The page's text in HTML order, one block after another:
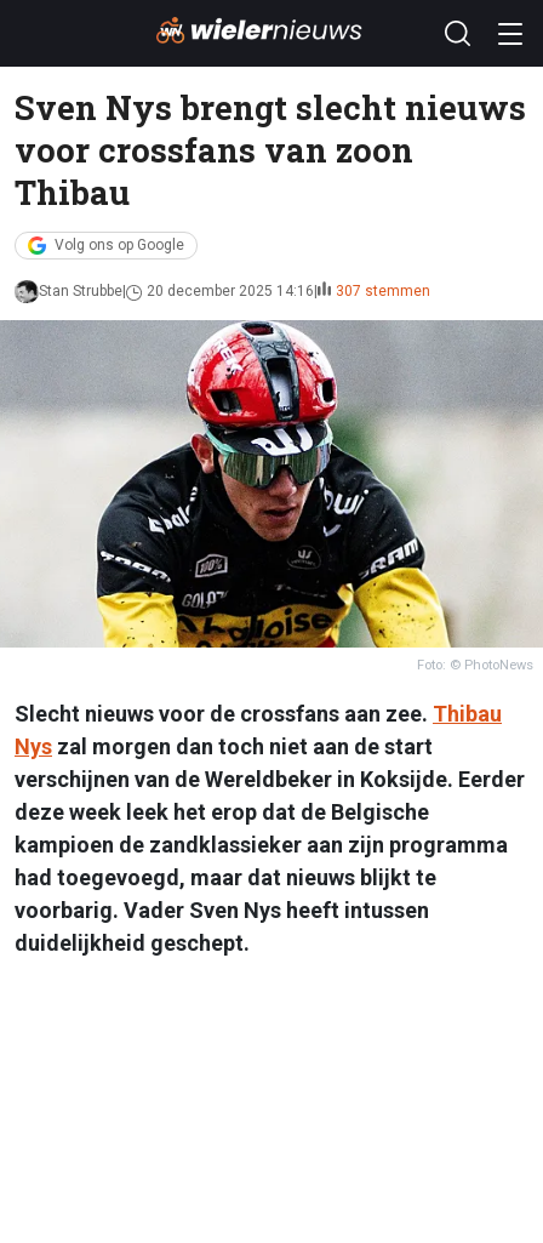
Sven Nys brengt slecht nieuws
voor crossfans van zoon
Thibau
Volg ons op Google
Stan Strubbe 20 december 2025 14:16 307 stemmen
Foto: © PhotoNews
Slecht nieuws voor de crossfans aan zee. Thibau
Nys zal morgen dan toch niet aan de start
verschijnen van de Wereldbeker in Koksijde. Eerder
deze week leek het erop dat de Belgische
kampioen de zandklassieker aan zijn programma
had toegevoegd, maar dat nieuws blijkt te
voorbarig. Vader Sven Nys heeft intussen
duidelijkheid geschept.